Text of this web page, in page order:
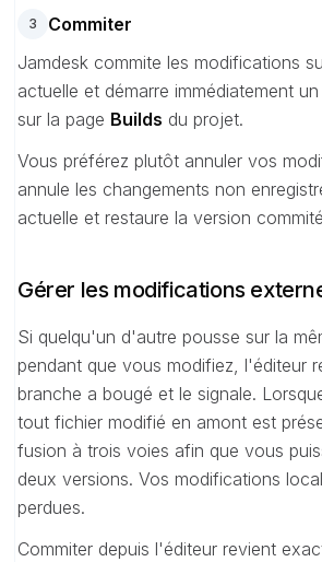
3
Commiter
Jamdesk commite les modifications
actuelle et démarre immédiatement
sur la page Builds du projet.
Vous préférez plutôt annuler vos
annule les changements non
actuelle et restaure la version
Gérer les modifications
Si quelqu'un d'autre pousse sur la
pendant que vous modifiez, l'éditeur
branche a bougé et le signale.
tout fichier modifié en amont est
fusion à trois voies afin que vous
deux versions. Vos modifications
perdues.
Commiter depuis l'éditeur revient